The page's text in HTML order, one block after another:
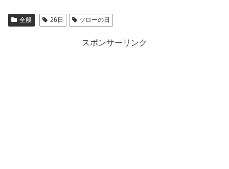
全般 26日 ツローの日
スポンサーリンク